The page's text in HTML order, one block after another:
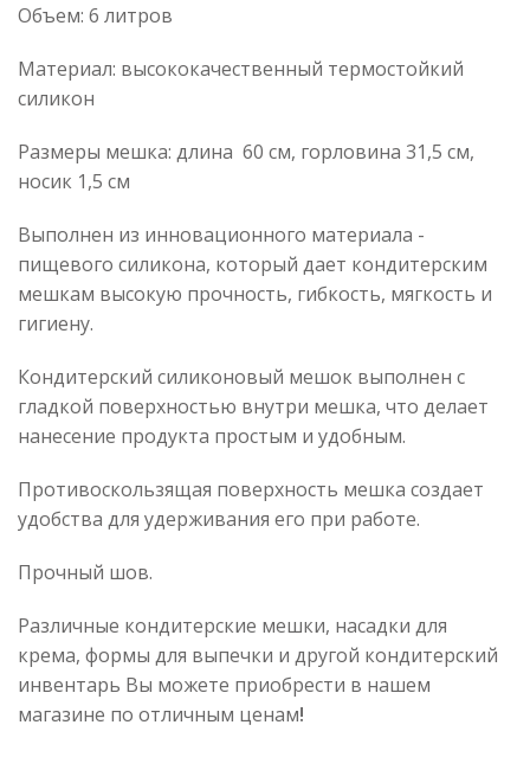
Объем: 6 литров
Материал: высококачественный термостойкий
силикон
Размеры мешка: длина 60 см, горловина 31,5 см,
носик 1,5 см
Выполнен из инновационного материала -
пищевого силикона, который дает кондитерским
мешкам высокую прочность, гибкость, мягкость и
гигиену.
Кондитерский силиконовый мешок выполнен с
гладкой поверхностью внутри мешка, что делает
нанесение продукта простым и удобным.
Противоскользящая поверхность мешка создает
удобства для удерживания его при работе.
Прочный шов.
Различные кондитерские мешки, насадки для
крема, формы для выпечки и другой кондитерский
инвентарь Вы можете приобрести в нашем
магазине по отличным ценам!